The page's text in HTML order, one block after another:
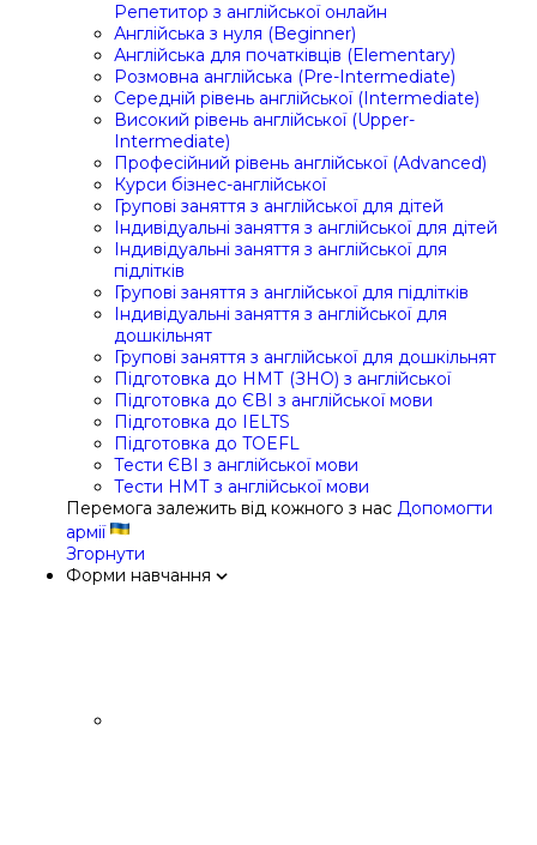
Репетитор з англійської онлайн
Англійська з нуля (Beginner)
Англійська для початківців (Elementary)
Розмовна англійська (Pre-Intermediate)
Середній рівень англійської (Intermediate)
Високий рівень англійської (Upper-
Intermediate)
Професійний рівень англійської (Advanced)
Курси бізнес-англійської
Групові заняття з англійської для дітей
Індивідуальні заняття з англійської для дітей
Індивідуальні заняття з англійської для
підлітків
Групові заняття з англійської для підлітків
Індивідуальні заняття з англійської для
дошкільнят
Групові заняття з англійської для дошкільнят
Підготовка до НМТ (ЗНО) з англійської
Підготовка до ЄВІ з англійської мови
Підготовка до IELTS
Підготовка до TOEFL
Тести ЄВІ з англійської мови
Тести НМТ з англійської мови
Перемога залежить від кожного з нас Допомогти
армії
Згорнути
Форми навчання